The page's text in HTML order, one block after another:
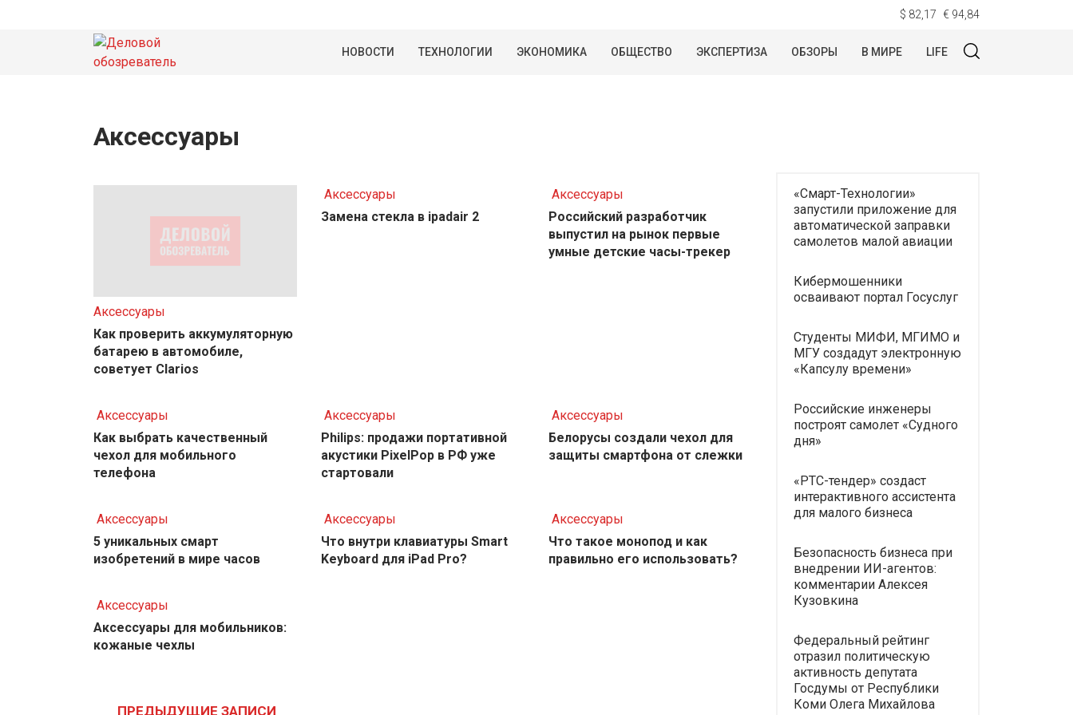
$ 82,17 € 94,84
НОВОСТИ ТЕХНОЛОГИИ ЭКОНОМИКА ОБЩЕСТВО ЭКСПЕРТИЗА ОБЗОРЫ В МИРЕ LIFE
Аксессуары
Аксессуары
Как проверить аккумуляторную
батарею в автомобиле,
советует Clarios
Аксессуары
Замена стекла в ipadair 2
Аксессуары
Российский разработчик
выпустил на рынок первые
умные детские часы-трекер
Аксессуары
Как выбрать качественный
чехол для мобильного
телефона
Аксессуары
Philips: продажи портативной
акустики PixelPop в РФ уже
стартовали
Аксессуары
Белорусы создали чехол для
защиты смартфона от слежки
Аксессуары
5 уникальных смарт
изобретений в мире часов
Аксессуары
Что внутри клавиатуры Smart
Keyboard для iPad Pro?
Аксессуары
Что такое монопод и как
правильно его использовать?
Аксессуары
Аксессуары для мобильников:
кожаные чехлы
ПРЕДЫДУЩИЕ ЗАПИСИ
«Смарт-Технологии»
запустили приложение для
автоматической заправки
самолетов малой авиации
Кибермошенники
осваивают портал Госуслуг
Студенты МИФИ, МГИМО и
МГУ создадут электронную
«Капсулу времени»
Российские инженеры
построят самолет «Судного
дня»
«РТС-тендер» создаст
интерактивного ассистента
для малого бизнеса
Безопасность бизнеса при
внедрении ИИ-агентов:
комментарии Алексея
Кузовкина
Федеральный рейтинг
отразил политическую
активность депутата
Госдумы от Республики
Коми Олега Михайлова